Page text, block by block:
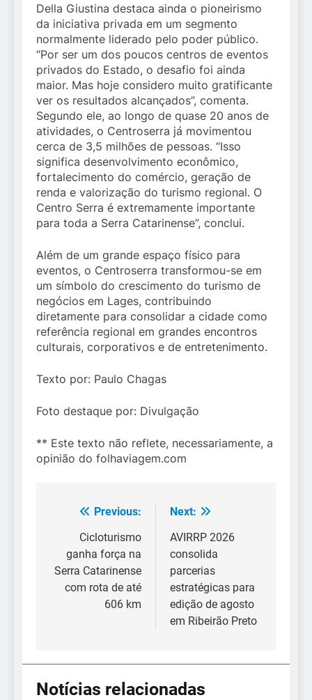
Della Giustina destaca ainda o pioneirismo
da iniciativa privada em um segmento
normalmente liderado pelo poder público.
“Por ser um dos poucos centros de eventos
privados do Estado, o desafio foi ainda
maior. Mas hoje considero muito gratificante
ver os resultados alcançados”, comenta.
Segundo ele, ao longo de quase 20 anos de
atividades, o Centroserra já movimentou
cerca de 3,5 milhões de pessoas. “Isso
significa desenvolvimento econômico,
fortalecimento do comércio, geração de
renda e valorização do turismo regional. O
Centro Serra é extremamente importante
para toda a Serra Catarinense”, conclui.
Além de um grande espaço físico para
eventos, o Centroserra transformou-se em
um símbolo do crescimento do turismo de
negócios em Lages, contribuindo
diretamente para consolidar a cidade como
referência regional em grandes encontros
culturais, corporativos e de entretenimento.
Texto por: Paulo Chagas
Foto destaque por: Divulgação
** Este texto não reflete, necessariamente, a
opinião do folhaviagem.com
Navegação
Post
Previous:
Cicloturismo
ganha força na
Serra Catarinense
com rota de até
606 km
Next:
AVIRRP 2026
consolida
parcerias
estratégicas para
edição de agosto
em Ribeirão Preto
Notícias relacionadas